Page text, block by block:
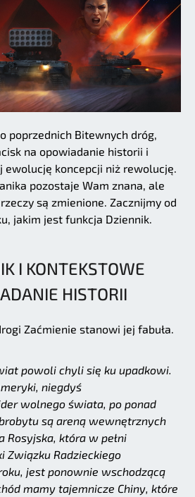
poprzednich Bitewnych dróg,
na opowiadanie historii i
ewolucję koncepcji niż rewolucję.
pozostaje Wam znana, ale
są zmienione. Zacznijmy od
jakim jest funkcja Dziennik.
I KONTEKSTOWE
HISTORII
Zaćmienie stanowi jej fabuła.
powoli chyli się ku upadkowi.
niegdyś
wolnego świata, po ponad
są areną wewnętrznych
Rosyjska, która w pełni
Związku Radzieckiego
jest ponownie wschodzącą
mamy tajemnicze Chiny, które